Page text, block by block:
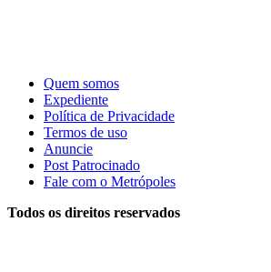
Quem somos
Expediente
Política de Privacidade
Termos de uso
Anuncie
Post Patrocinado
Fale com o Metrópoles
Todos os direitos reservados